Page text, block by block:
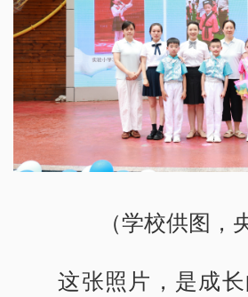
（学校供图，
这张照片，是成